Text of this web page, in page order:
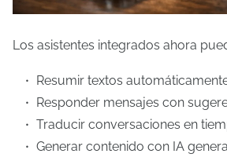
Los asistentes integrados ahora
Resumir textos
Responder mensajes con
Traducir conversaciones en
Generar contenido con IA